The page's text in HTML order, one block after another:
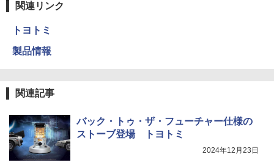
関連リンク
トヨトミ
製品情報
関連記事
バック・トゥ・ザ・フューチャー仕様の
ストーブ登場 トヨトミ
2024年12月23日